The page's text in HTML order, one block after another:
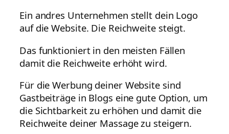
Ein andres Unternehmen stellt dein Logo
auf die Website. Die Reichweite steigt.
Das funktioniert in den meisten Fällen
damit die Reichweite erhöht wird.
Für die Werbung deiner Website sind
Gastbeiträge in Blogs eine gute Option, um
die Sichtbarkeit zu erhöhen und damit die
Reichweite deiner Massage zu steigern.